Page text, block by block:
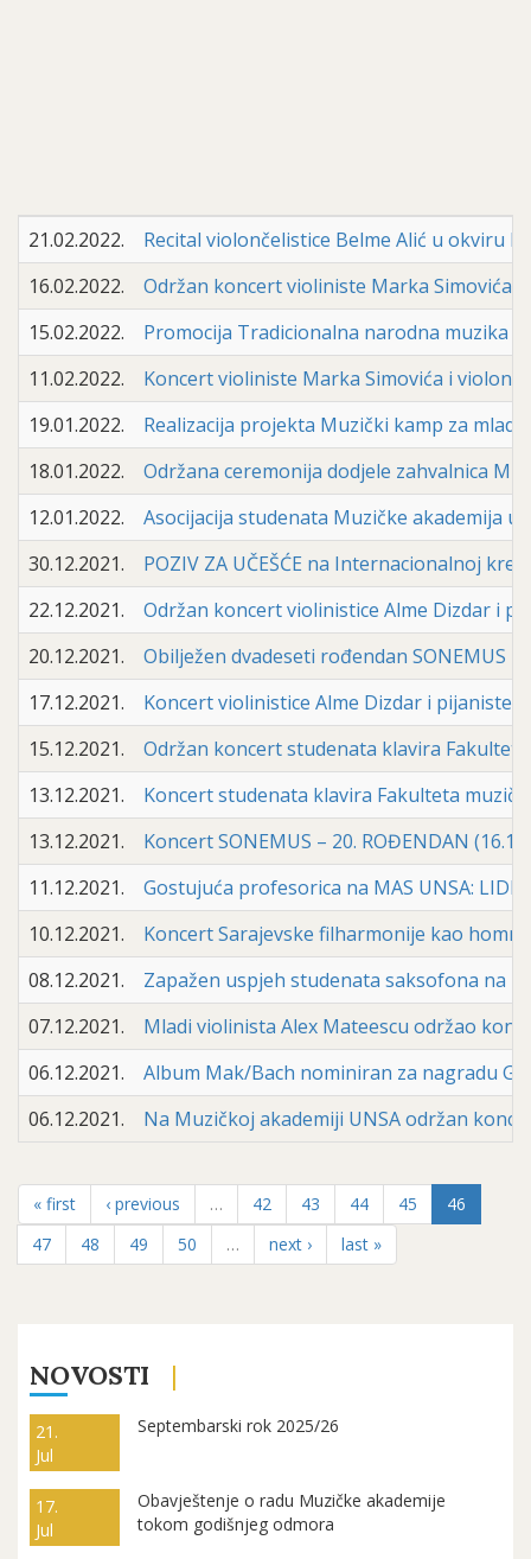
21.02.2022.
Recital violončelistice Belme Alić u okviru
16.02.2022.
Održan koncert violiniste Marka Simovića i
15.02.2022.
Promocija Tradicionalna narodna muzika
11.02.2022.
Koncert violiniste Marka Simovića i
19.01.2022.
Realizacija projekta Muzički kamp za
18.01.2022.
Održana ceremonija dodjele zahvalnica
12.01.2022.
Asocijacija studenata Muzičke akademija u
30.12.2021.
POZIV ZA UČEŠĆE na Internacionalnoj
22.12.2021.
Održan koncert violinistice Alme Dizdar i
20.12.2021.
Obilježen dvadeseti rođendan SONEMUS
17.12.2021.
Koncert violinistice Alme Dizdar i pijaniste
15.12.2021.
Održan koncert studenata klavira
13.12.2021.
Koncert studenata klavira Fakulteta
13.12.2021.
Koncert SONEMUS – 20. ROĐENDAN
11.12.2021.
Gostujuća profesorica na MAS UNSA:
10.12.2021.
Koncert Sarajevske filharmonije kao
08.12.2021.
Zapažen uspjeh studenata saksofona na
07.12.2021.
Mladi violinista Alex Mateescu održao
06.12.2021.
Album Mak/Bach nominiran za nagradu
06.12.2021.
Na Muzičkoj akademiji UNSA održan
« first ‹ previous … 42 43 44 45
46
47
48 49 50 … next › last »
NOVOSTI
21.
Jul
Septembarski rok 2025/26
17.
Jul
Obavještenje o radu Muzičke akademije
tokom godišnjeg odmora